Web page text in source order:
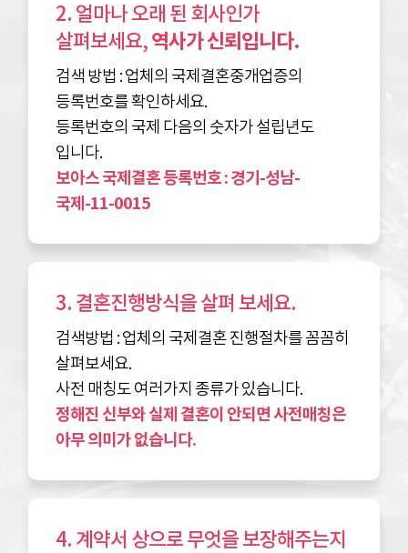
2. 얼마나 오래 된 회사인가
살펴보세요,역사가 신뢰입니다.
검색 방법 : 업체의 국제결혼중개업증의
등록번호를 확인하세요.
등록번호의 국제 다음의 숫자가 설립년도
입니다.
보아스 국제결혼 등록번호 : 경기-성남-
국제-11-0015
3. 결혼진행방식을 살펴 보세요.
검색방법 : 업체의 국제결혼 진행절차를 꼼꼼히
살펴보세요.
사전 매칭도 여러가지 종류가 있습니다.
정해진 신부와 실제 결혼이 안되면 사전매칭은
아무 의미가 없습니다.
4. 계약서 상으로 무엇을 보장해주는지